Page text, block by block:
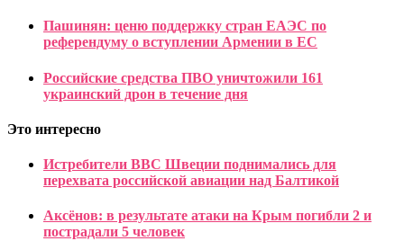
Пашинян: ценю поддержку стран ЕАЭС по
референдуму о вступлении Армении в ЕС
Российские средства ПВО уничтожили 161
украинский дрон в течение дня
Это интересно
Истребители ВВС Швеции поднимались для
перехвата российской авиации над Балтикой
Аксёнов: в результате атаки на Крым погибли 2 и
пострадали 5 человек